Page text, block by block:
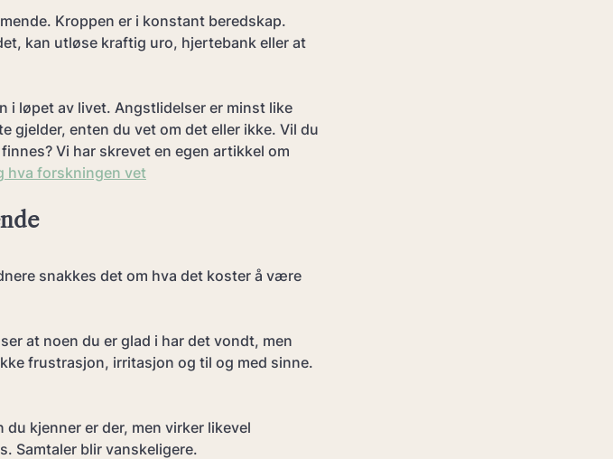
Kroppen er i konstant beredskap.
kan utløse kraftig uro, hjertebank eller at
i løpet av livet. Angstlidelser er minst like
gjelder, enten du vet om det eller ikke. Vil du
Vi har skrevet en egen artikkel om
hva forskningen vet
snakkes det om hva det koster å være
at noen du er glad i har det vondt, men
frustrasjon, irritasjon og til og med sinne.
kjenner er der, men virker likevel
Samtaler blir vanskeligere.